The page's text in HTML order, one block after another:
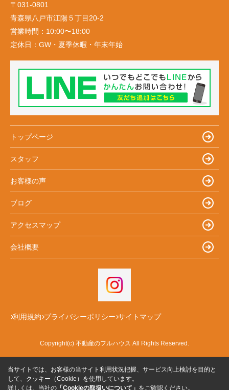
〒031-0801
青森県八戸市江陽５丁目20-2
営業時間： 10:00〜18:00
定休日： GW・夏季休暇・年末年始
トップページ
スタッフ
お客様の声
ブログ
アクセスマップ
会社概要
利用規約 プライバシーポリシー サイトマップ
Copyright(c) 不動産のフルハウス All Rights Reserved.
当サイトでは、お客様の当サイト利用状況把握、サービス向上検討を目的と
して、クッキー（Cookie）を使用しています。
詳しくは、当社の 「Cookieの取扱いについて」 をご確認ください。